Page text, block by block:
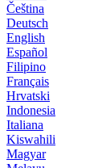
Čeština
Deutsch
English
Español
Filipino
Français
Hrvatski
Indonesia
Italiana
Kiswahili
Magyar